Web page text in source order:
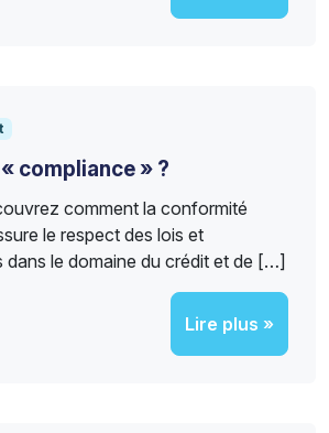
compliance » ?
comment la conformité
le respect des lois et
dans le domaine du crédit et de […]
Lire plus »